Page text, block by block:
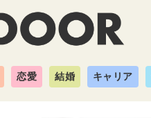
恋愛 結婚 キャリア